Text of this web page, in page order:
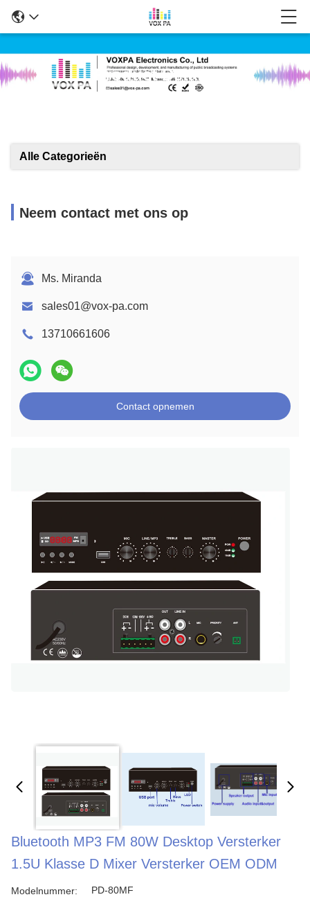
Product Details
Alle Categorieën
Neem contact met ons op
Ms. Miranda
sales01@vox-pa.com
13710661606
Contact opnemen
Bluetooth MP3 FM 80W Desktop Versterker
1.5U Klasse D Mixer Versterker OEM ODM
Modelnummer: PD-80MF